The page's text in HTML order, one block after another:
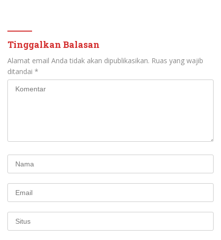
Tinggalkan Balasan
Alamat email Anda tidak akan dipublikasikan. Ruas yang wajib
ditandai *